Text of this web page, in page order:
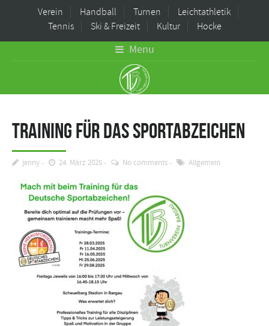
Verein Handball Turnen
Leichtathletik
Tennis
Ski & Freizeit Kultur Hocke
Menu
Training für das Sportabzeichen
jenny 24. März 2025 No comments Allgemein